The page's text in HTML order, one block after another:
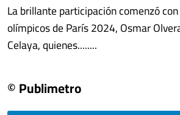
La brillante participación comenzó
olímpicos de París 2024, Osmar
Celaya, quienes........
© Publimetro